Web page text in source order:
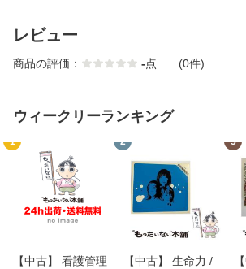
レビュー
商品の評価： -点 (0件)
ウィークリーランキング
1
【中古】 看護管理
2
【中古】 生命力 /
3